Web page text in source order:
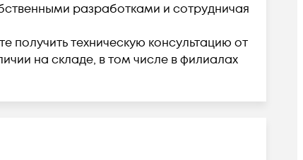
разработками и сотрудничая
техническую консультацию от
на складе, в том числе в филиалах